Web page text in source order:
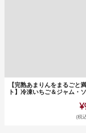
【完熟あまりんをまるごと
ト】冷凍いちご＆ジャム・
(税